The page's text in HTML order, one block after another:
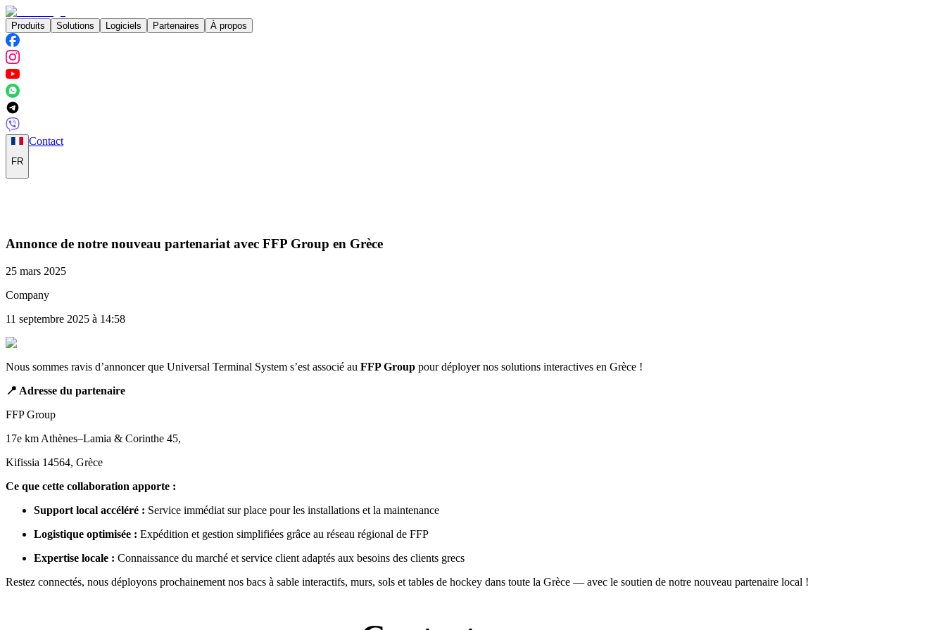
Produits Solutions Logiciels Partenaires À propos
FR
Contact
Annonce de notre nouveau partenariat avec FFP Group en Grèce
25 mars 2025
Company
11 septembre 2025 à 14:58
Nous sommes ravis d’annoncer que Universal Terminal System s’est associé au FFP Group pour déployer nos solutions interactives en Grèce !
📍 Adresse du partenaire
FFP Group
17e km Athènes–Lamia & Corinthe 45,
Kifissia 14564, Grèce
Ce que cette collaboration apporte :
Support local accéléré : Service immédiat sur place pour les installations et la maintenance
Logistique optimisée : Expédition et gestion simplifiées grâce au réseau régional de FFP
Expertise locale : Connaissance du marché et service client adaptés aux besoins des clients grecs
Restez connectés, nous déployons prochainement nos bacs à sable interactifs, murs, sols et tables de hockey dans toute la Grèce — avec le soutien de notre nouveau partenaire local !